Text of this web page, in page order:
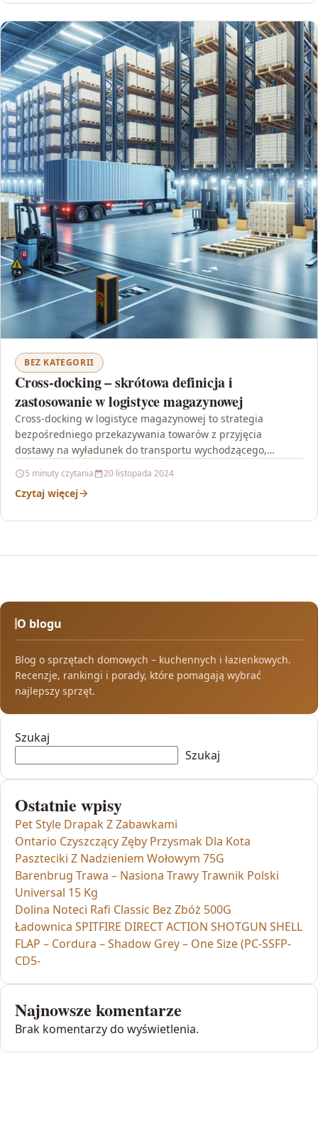
BEZ KATEGORII
Cross-docking – skrótowa definicja i
zastosowanie w logistyce magazynowej
Cross-docking w logistyce magazynowej to strategia
bezpośredniego przekazywania towarów z przyjęcia
dostawy na wyładunek do transportu wychodzącego,
minimalizuje…
5 minuty czytania 20 listopada 2024
Czytaj więcej
O blogu
Blog o sprzętach domowych – kuchennych i łazienkowych.
Recenzje, rankingi i porady, które pomagają wybrać
najlepszy sprzęt.
Szukaj
Szukaj
Ostatnie wpisy
Pet Style Drapak Z Zabawkami
Ontario Czyszczący Zęby Przysmak Dla Kota
Paszteciki Z Nadzieniem Wołowym 75G
Barenbrug Trawa – Nasiona Trawy Trawnik Polski
Universal 15 Kg
Dolina Noteci Rafi Classic Bez Zbóż 500G
Ładownica SPITFIRE DIRECT ACTION SHOTGUN SHELL
FLAP – Cordura – Shadow Grey – One Size (PC-SSFP-
CD5-
Najnowsze komentarze
Brak komentarzy do wyświetlenia.